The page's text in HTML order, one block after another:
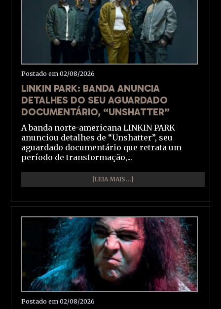
Postado em 02/08/2026
LINKIN PARK: BANDA ANUNCIA
DETALHES DO SEU AGUARDADO
DOCUMENTÁRIO, “UNSHATTER”
A banda norte-americana LINKIN PARK
anunciou detalhes de “Unshatter”, seu
aguardado documentário que retrata um
período de transformação,...
[LEIA MAIS...]
Postado em 02/08/2026